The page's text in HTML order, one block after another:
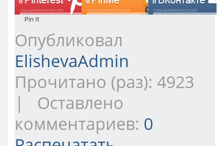
Pin It
Опубликовал
ElishevaAdmin
Прочитано (раз): 4923
| Оставлено
комментариев: 0